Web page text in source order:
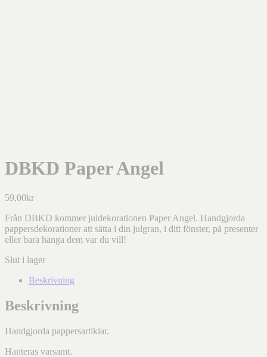
DBKD Paper Angel
59,00kr
Från DBKD kommer juldekorationen Paper Angel. Handgjorda
pappersdekorationer att sätta i din julgran, i ditt fönster, på presenter
eller bara hänga dem var du vill!
Slut i lager
Beskrivning
Beskrivning
Handgjorda pappersartiklar.
Hanteras varsamt.